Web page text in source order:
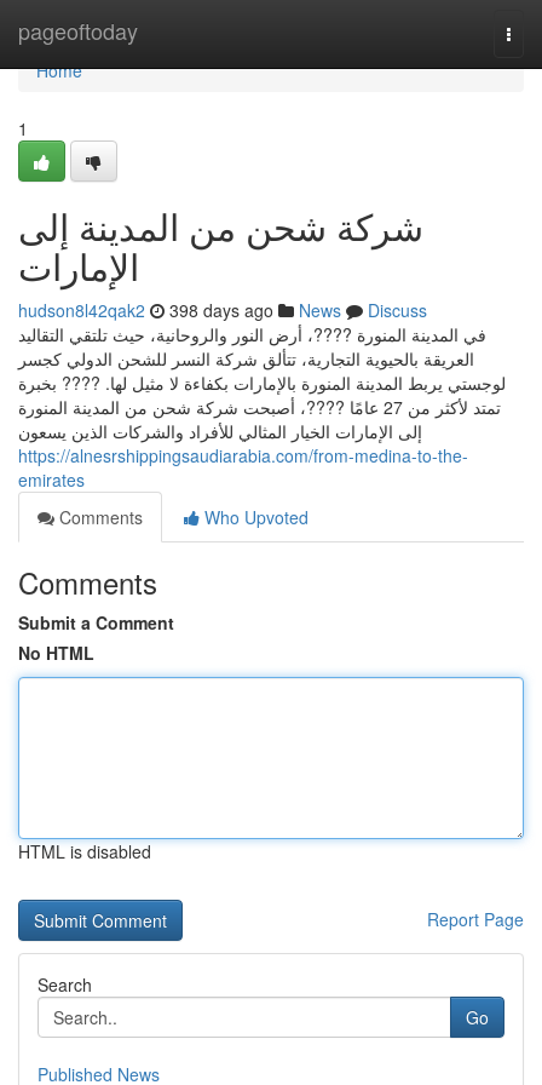
pageoftoday
Home
Home
1
شركة شحن من المدينة إلى
الإمارات
hudson8l42qak2 398 days ago News
Discuss
في المدينة المنورة ????، أرض النور والروحانية، حيث تلتقي التقاليد
العريقة بالحيوية التجارية، تتألق شركة النسر للشحن الدولي كجسر
لوجستي يربط المدينة المنورة بالإمارات بكفاءة لا مثيل لها. ???? بخبرة
تمتد لأكثر من 27 عامًا ????، أصبحت شركة شحن من المدينة المنورة
إلى الإمارات الخيار المثالي للأفراد والشركات الذين يسعون
https://alnesrshippingsaudiarabia.com/from-medina-to-the-
emirates
Comments
Who Upvoted
Comments
Submit a Comment
No HTML
HTML is disabled
Report Page
Search
Go
Published News